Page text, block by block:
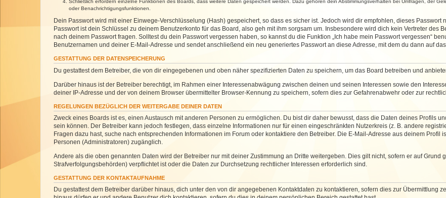
Schließlich erfordern einzelne Funktionen des Boards, dass weitere Daten gespeichert werden. Dazu gehören dein Abstimmungsverhalten bei Umfragen, der
oder Benachrichtigungsfunktionen.
Dein Passwort wird mit einer Einwege-Verschlüsselung (Hash) gespeichert, so dass es sicher ist. Jedoch wird dir empfohlen, dieses
Passwort ist dein Schlüssel zu deinem Benutzerkonto für das Board, also geh mit ihm sorgsam um. Insbesondere wird dich kein Vertreter des
nach deinem Passwort fragen. Solltest du dein Passwort vergessen haben, so kannst du die Funktion „Ich habe mein Passwort vergessen“
Benutzernamen und deiner E-Mail-Adresse und sendet anschließend ein neu generiertes Passwort an diese Adresse, mit dem du dann auf
GESTATTUNG DER DATENSPEICHERUNG
Du gestattest dem Betreiber, die von dir eingegebenen und oben näher spezifizierten Daten zu speichern, um das Board betreiben und
Darüber hinaus ist der Betreiber berechtigt, im Rahmen einer Interessenabwägung zwischen deinen und seinen Interessen sowie den
deiner IP-Adresse und der von deinem Browser übermittelter Browser-Kennung zu speichern, sofern dies zur Gefahrenabwehr oder zur
REGELUNGEN BEZÜGLICH DER WEITERGABE DEINER DATEN
Zweck eines Boards ist es, einen Austausch mit anderen Personen zu ermöglichen. Du bist dir daher bewusst, dass die Daten deines Profils
sein können. Der Betreiber kann jedoch festlegen, dass einzelne Informationen nur für einen eingeschränkten Nutzerkreis (z. B. andere
Fragen dazu hast, suche nach entsprechenden Informationen im Forum oder kontaktiere den Betreiber. Die E-Mail-Adresse aus deinem Profil
Personen (Administratoren) zugänglich.
Andere als die oben genannten Daten wird der Betreiber nur mit deiner Zustimmung an Dritte weitergeben. Dies gilt nicht, sofern er auf Grund
Strafverfolgungsbehörden) verpflichtet ist oder die Daten zur Durchsetzung rechtlicher Interessen erforderlich sind.
GESTATTUNG DER KONTAKTAUFNAHME
Du gestattest dem Betreiber darüber hinaus, dich unter den von dir angegebenen Kontaktdaten zu kontaktieren, sofern dies zur Übermittlung